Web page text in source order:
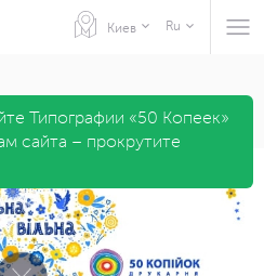
Киев Ru
Типографии «50 Копеек»
сайта – прокрутите